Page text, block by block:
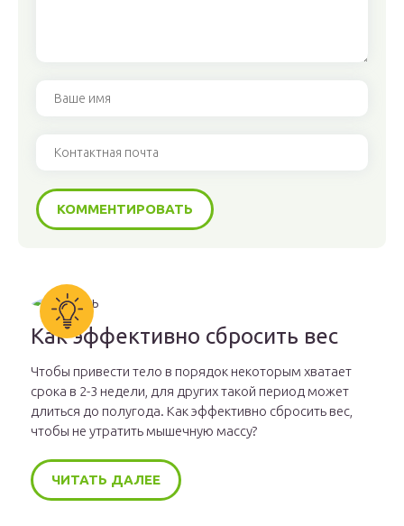
Как эффективно сбросить вес
Чтобы привести тело в порядок некоторым хватает
срока в 2-3 недели, для других такой период может
длиться до полугода. Как эффективно сбросить вес,
чтобы не утратить мышечную массу?
ЧИТАТЬ ДАЛЕЕ